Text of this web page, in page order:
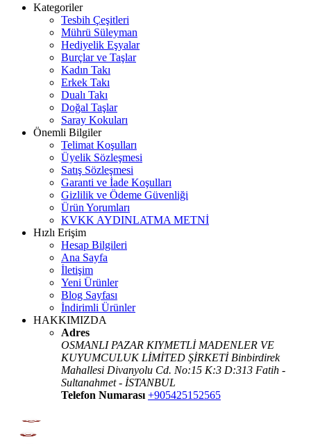
Kategoriler
Tesbih Çeşitleri
Mührü Süleyman
Hediyelik Eşyalar
Burçlar ve Taşlar
Kadın Takı
Erkek Takı
Dualı Takı
Doğal Taşlar
Saray Kokuları
Önemli Bilgiler
Telimat Koşulları
Üyelik Sözleşmesi
Satış Sözleşmesi
Garanti ve İade Koşulları
Gizlilik ve Ödeme Güvenliği
Ürün Yorumları
KVKK AYDINLATMA METNİ
Hızlı Erişim
Hesap Bilgileri
Ana Sayfa
İletişim
Yeni Ürünler
Blog Sayfası
İndirimli Ürünler
HAKKIMIZDA
Adres
OSMANLI PAZAR KIYMETLİ MADENLER VE
KUYUMCULUK LİMİTED ŞİRKETİ Binbirdirek
Mahallesi Divanyolu Cd. No:15 K:3 D:313 Fatih -
Sultanahmet - İSTANBUL
Telefon Numarası +905425152565